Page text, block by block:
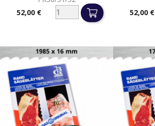
52,00 € 52,00 €